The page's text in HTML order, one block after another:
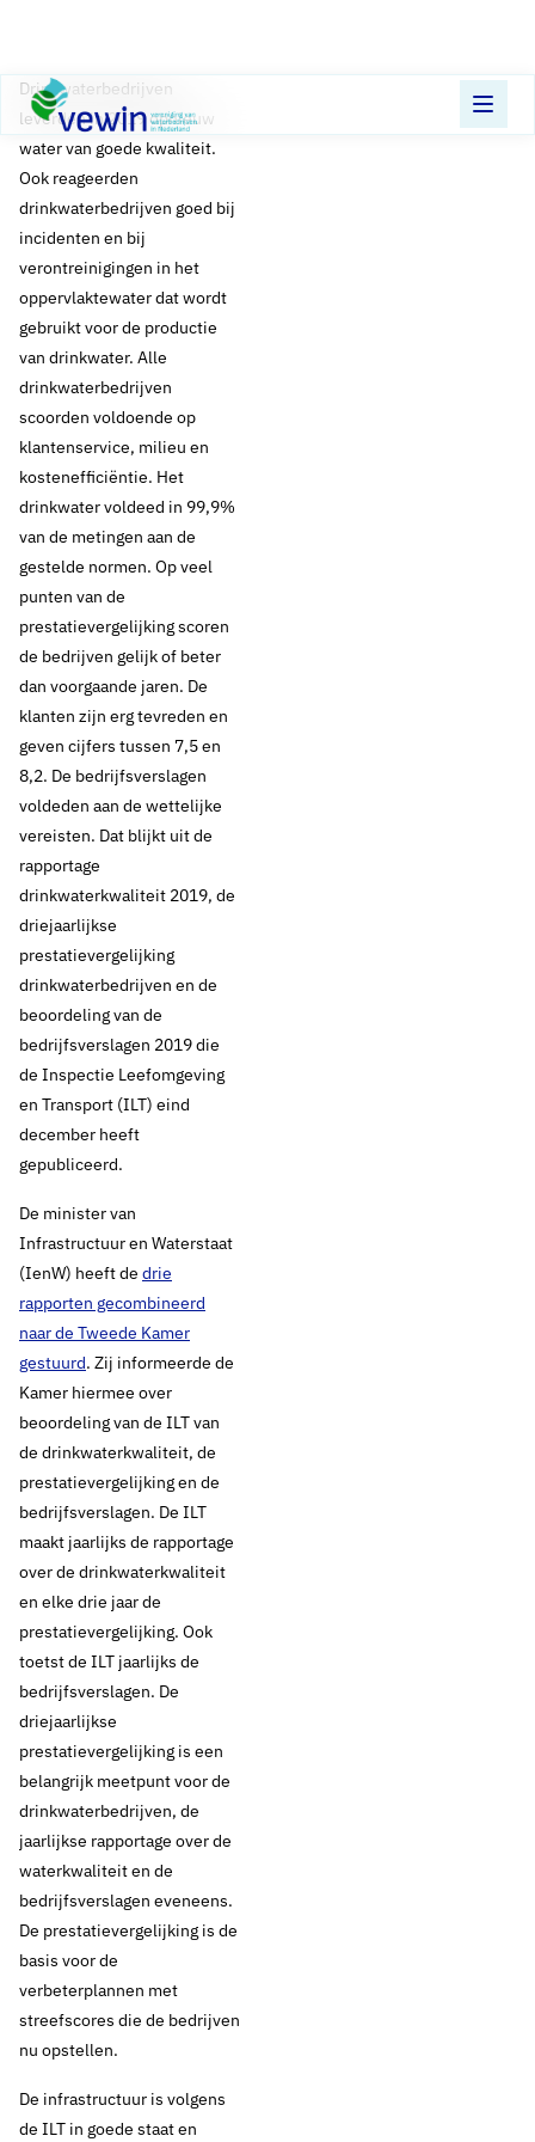
Direct naar content
Terug naar de startpagina
6 januari 2021 Nieuws
​Drinkwaterbedrijven
leverden in 2019 opnieuw
water van goede kwaliteit.
Ook reageerden
drinkwaterbedrijven goed bij
incidenten en bij
verontreinigingen in het
oppervlaktewater dat wordt
gebruikt voor de productie
van drinkwater. Alle
drinkwaterbedrijven
scoorden voldoende op
klantenservice, milieu en
kostenefficiëntie. Het
drinkwater voldeed in 99,9%
van de metingen aan de
gestelde normen. Op veel
punten van de
prestatievergelijking scoren
de bedrijven gelijk of beter
dan voorgaande jaren. De
klanten zijn erg tevreden en
geven cijfers tussen 7,5 en
8,2. De bedrijfsverslagen
voldeden aan de wettelijke
vereisten. Dat blijkt uit de
rapportage
drinkwaterkwaliteit 2019, de
driejaarlijkse
prestatievergelijking
drinkwaterbedrijven en de
beoordeling van de
bedrijfsverslagen 2019 die
de Inspectie Leefomgeving
en Transport (ILT) eind
december heeft
gepubliceerd.
De minister van
Infrastructuur en Waterstaat
(IenW) heeft de drie
rapporten gecombineerd
naar de Tweede Kamer
gestuurd. Zij informeerde de
Kamer hiermee over
beoordeling van de ILT van
de drinkwaterkwaliteit, de
prestatievergelijking en de
bedrijfsverslagen. De ILT
maakt jaarlijks de rapportage
over de drinkwaterkwaliteit
en elke drie jaar de
prestatievergelijking. Ook
toetst de ILT jaarlijks de
bedrijfsverslagen. De
driejaarlijkse
prestatievergelijking is een
belangrijk meetpunt voor de
drinkwaterbedrijven, de
jaarlijkse rapportage over de
waterkwaliteit en de
bedrijfsverslagen eveneens.
De prestatievergelijking is de
basis voor de
verbeterplannen met
streefscores die de bedrijven
nu opstellen.
De infrastructuur is volgens
de ILT in goede staat en